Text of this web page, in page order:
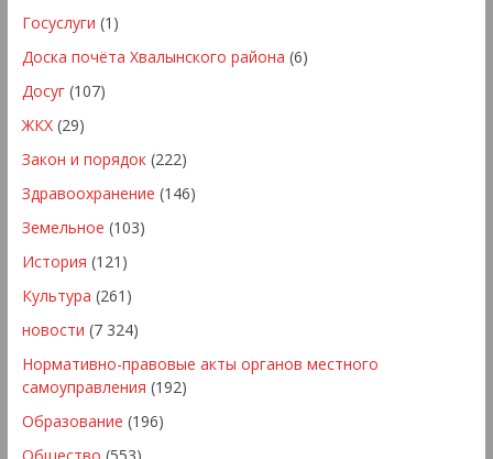
Госуслуги (1)
Доска почёта Хвалынского района (6)
Досуг(107)
ЖКХ(29)
Закон и порядок(222)
Здравоохранение (146)
Земельное (103)
История (121)
Культура (261)
новости (7 324)
Нормативно-правовые акты органов местного
самоуправления (192)
Образование (196)